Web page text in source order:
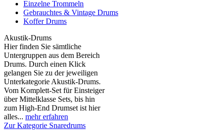
Einzelne Trommeln
Gebrauchtes & Vintage Drums
Koffer Drums
Akustik-Drums
Hier finden Sie sämtliche
Untergruppen aus dem Bereich
Drums. Durch einen Klick
gelangen Sie zu der jeweiligen
Unterkategorie Akustik-Drums.
Vom Komplett-Set für Einsteiger
über Mittelklasse Sets, bis hin
zum High-End Drumset ist hier
alles... mehr erfahren
Zur Kategorie Snaredrums